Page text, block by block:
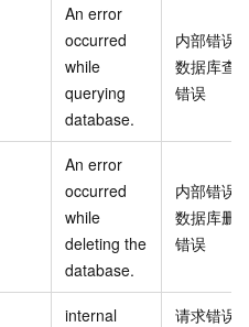
An error
occurred
while
querying
database.
内部错误
数据库查
错误
An error
occurred
while
deleting the
database.
内部错误
数据库删
错误
internal
请求错误